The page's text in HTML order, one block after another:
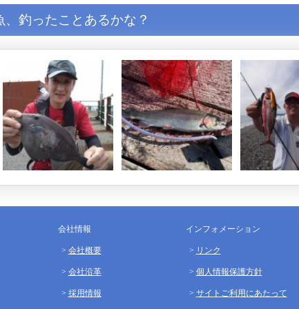
、釣ったことあるかな？
会社情報
会社概要
会社沿革
採用情報
インフォメーション
リンク
個人情報保護方針
サイトご利用にあたって